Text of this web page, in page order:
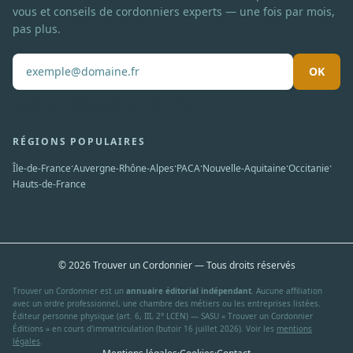
vous et conseils de cordonniers experts — une fois par mois,
pas plus.
OK
RÉGIONS POPULAIRES
Île-de-France·Auvergne-Rhône-Alpes·PACA·Nouvelle-Aquitaine·Occitanie·
Hauts-de-France
© 2026 Trouver un Cordonnier — Tous droits réservés
Trouver un Cordonnier est un annuaire éditorial indépendant. Aucune affiliation
avec un ordre professionnel, une chambre des métiers ou les entreprises listées.
Éditeur personne physique (art. 6, III, 2° LCEN) — SASU « Trouver un Cordonnier
Éditions » en cours d'immatriculation (butoir 16 juillet 2026). Voir les mentions
légales.